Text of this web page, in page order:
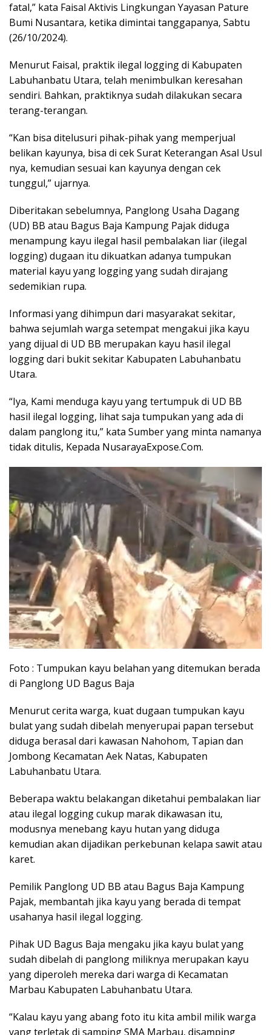
fatal,” kata Faisal Aktivis Lingkungan Yayasan Pature
Bumi Nusantara, ketika dimintai tanggapanya, Sabtu
(26/10/2024).
Menurut Faisal, praktik ilegal logging di Kabupaten
Labuhanbatu Utara, telah menimbulkan keresahan
sendiri. Bahkan, praktiknya sudah dilakukan secara
terang-terangan.
“Kan bisa ditelusuri pihak-pihak yang memperjual
belikan kayunya, bisa di cek Surat Keterangan Asal Usul
nya, kemudian sesuai kan kayunya dengan cek
tunggul,” ujarnya.
Diberitakan sebelumnya, Panglong Usaha Dagang
(UD) BB atau Bagus Baja Kampung Pajak diduga
menampung kayu ilegal hasil pembalakan liar (ilegal
logging) dugaan itu dikuatkan adanya tumpukan
material kayu yang logging yang sudah dirajang
sedemikian rupa.
Informasi yang dihimpun dari masyarakat sekitar,
bahwa sejumlah warga setempat mengakui jika kayu
yang dijual di UD BB merupakan kayu hasil ilegal
logging dari bukit sekitar Kabupaten Labuhanbatu
Utara.
“Iya, Kami menduga kayu yang tertumpuk di UD BB
hasil ilegal logging, lihat saja tumpukan yang ada di
dalam panglong itu,” kata Sumber yang minta namanya
tidak ditulis, Kepada NusarayaExpose.Com.
Foto : Tumpukan kayu belahan yang ditemukan berada
di Panglong UD Bagus Baja
Menurut cerita warga, kuat dugaan tumpukan kayu
bulat yang sudah dibelah menyerupai papan tersebut
diduga berasal dari kawasan Nahohom, Tapian dan
Jombong Kecamatan Aek Natas, Kabupaten
Labuhanbatu Utara.
Beberapa waktu belakangan diketahui pembalakan liar
atau ilegal logging cukup marak dikawasan itu,
modusnya menebang kayu hutan yang diduga
kemudian akan dijadikan perkebunan kelapa sawit atau
karet.
Pemilik Panglong UD BB atau Bagus Baja Kampung
Pajak, membantah jika kayu yang berada di tempat
usahanya hasil ilegal logging.
Pihak UD Bagus Baja mengaku jika kayu bulat yang
sudah dibelah di panglong miliknya merupakan kayu
yang diperoleh mereka dari warga di Kecamatan
Marbau Kabupaten Labuhanbatu Utara.
“Kalau kayu yang abang foto itu kita ambil milik warga
yang terletak di samping SMA Marbau, disamping